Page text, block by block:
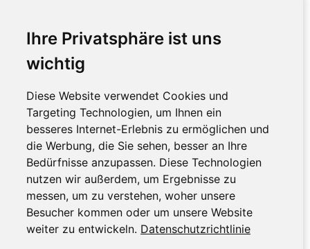
Ihre Privatsphäre ist uns
wichtig
Diese Website verwendet Cookies und
Targeting Technologien, um Ihnen ein
besseres Internet-Erlebnis zu ermöglichen und
die Werbung, die Sie sehen, besser an Ihre
Bedürfnisse anzupassen. Diese Technologien
nutzen wir außerdem, um Ergebnisse zu
messen, um zu verstehen, woher unsere
Besucher kommen oder um unsere Website
weiter zu entwickeln. Datenschutzrichtlinie